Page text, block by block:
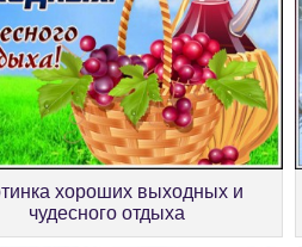
хороших выходных и
чудесного отдыха